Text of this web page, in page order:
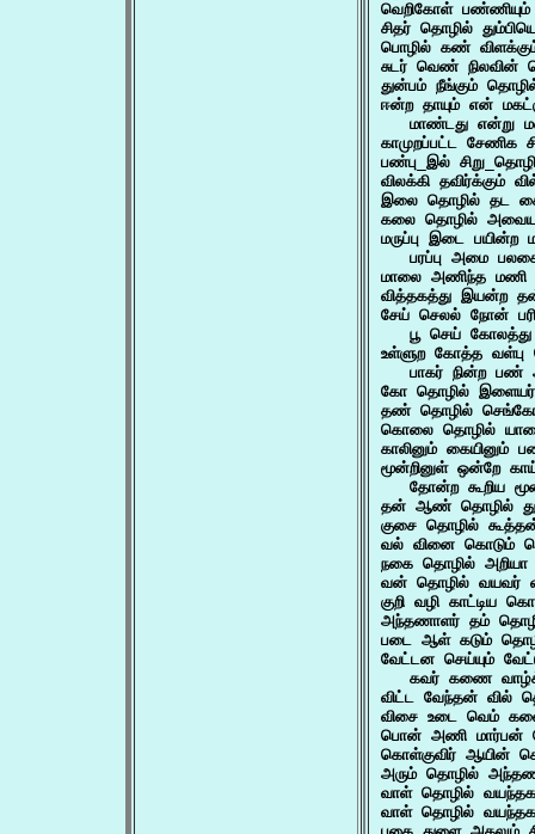
வெறிகோள்
சிதர் தொழில்
பொழில் கண்
சுடர் வெண்
துன்பம் நீங்கும்
ஈன்ற தாயும் என்
மாண்டது என்று
காமுறப்பட்ட சேணிக
பண்பு_இல்
விலக்கி தவிர்க்கும்
இலை தொழில் தட
கலை தொழில்
மருப்பு இடை பயின்ற
பரப்பு அமை
மாலை அணிந்த
வித்தகத்து இயன்ற
சேய் செலல் நோன்
பூ செய்
உள்ளுற கோத்த
பாகர் நின்ற பண்
கோ தொழில் இளையர்
தண் தொழில்
கொலை தொழில்
காலினும்
மூன்றினுள் ஒன்றே
தோன்ற கூறிய
தன் ஆண் தொழில்
குசை தொழில்
வல் வினை கொடும்
நகை தொழில்
வன் தொழில் வயவர்
குறி வழி
அந்தணாளர் தம்
படை ஆள் கடும்
வேட்டன செய்யும்
கவர் கணை
விட்ட வேந்தன் வில்
விசை உடை வெம்
பொன் அணி மார்பன்
கொள்குவிர் ஆயின்
அரும் தொழில்
வாள் தொழில்
வாள் தொழில்